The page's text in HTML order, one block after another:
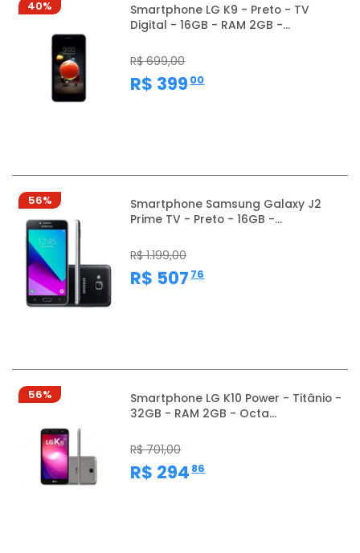
40%
Smartphone LG K9 - Preto - TV
Digital - 16GB - RAM 2GB -...
R$ 699,00
R$ 399 ,00
56%
Smartphone Samsung Galaxy J2
Prime TV - Preto - 16GB -...
R$ 1.199,00
R$ 507 ,76
56%
Smartphone LG K10 Power - Titânio -
32GB - RAM 2GB - Octa...
R$ 701,00
R$ 294 ,86